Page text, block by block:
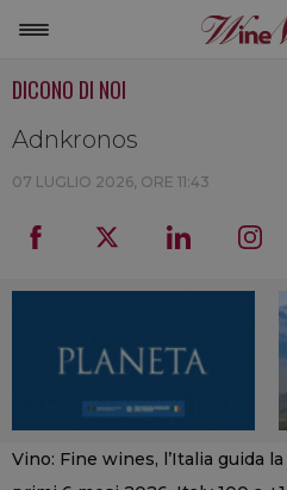
NON SOLO
DICONO
DICONO DI NOI
Adnkronos
07 LUGLIO 2026, ORE 11:43
Vino: Fine wines, l’Italia guida